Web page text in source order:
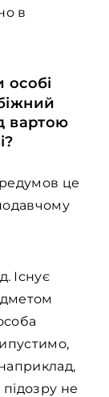
в
вартою
це
Існує
не